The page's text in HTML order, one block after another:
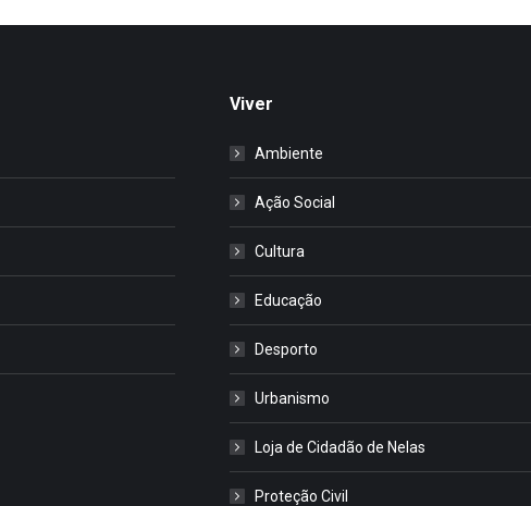
Viver
Ambiente
Ação Social
Cultura
Educação
Desporto
Urbanismo
Loja de Cidadão de Nelas
Proteção Civil